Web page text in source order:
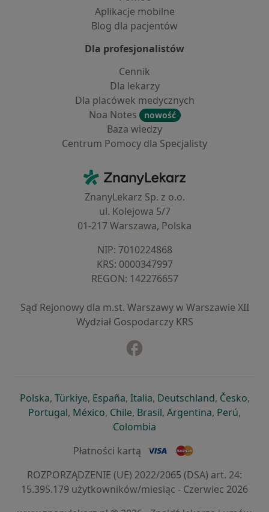
Aplikacje mobilne
Blog dla pacjentów
Dla profesjonalistów
Cennik
Dla lekarzy
Dla placówek medycznych
Noa Notes
nowość
Baza wiedzy
Centrum Pomocy dla Specjalisty
ZnanyLekarz - Strona główna
ZnanyLekarz Sp. z o.o.
ul. Kolejowa 5/7
01-217 Warszawa, Polska
NIP: ⁠7010224868
KRS: ⁠0000347997
REGON: ⁠142276657
Sąd Rejonowy dla m.st. Warszawy w Warszawie XII
Wydział Gospodarczy KRS
Polskaotwiera się w nowej karcie
, Türkiyeotwiera się w nowej karcie
, Españaotwiera się w nowej karcie
, Italiaotwiera się w nowej
, Deutschlandotwiera się
, Česko,
Portugalotwiera się w nowej karcie
, Méxicootwiera się w nowej karcie
, Chileotwiera się w nowej karcie
, Brasilotwiera się w nowej
, Argentinaotwiera się
, Perú,
Colombia
Płatności kartą
ROZPORZĄDZENIE (UE) 2022/2065 (DSA) art. 24:
15.395.179 użytkowników/miesiąc - Czerwiec 2026